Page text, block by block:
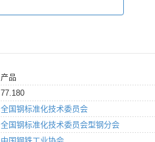
产品
77.180
全国钢标准化技术委员会
全国钢标准化技术委员会型钢分会